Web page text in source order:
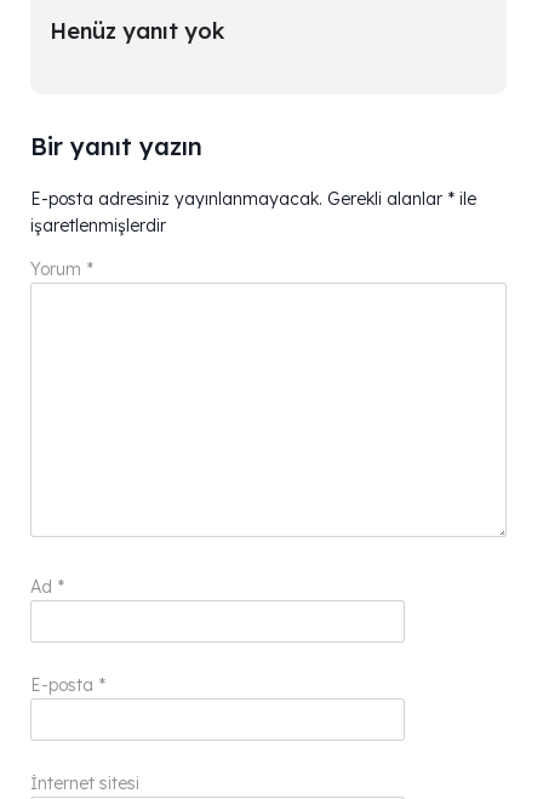
Henüz yanıt yok
Bir yanıt yazın
E-posta adresiniz yayınlanmayacak. Gerekli alanlar * ile
işaretlenmişlerdir
Yorum *
Ad *
E-posta *
İnternet sitesi